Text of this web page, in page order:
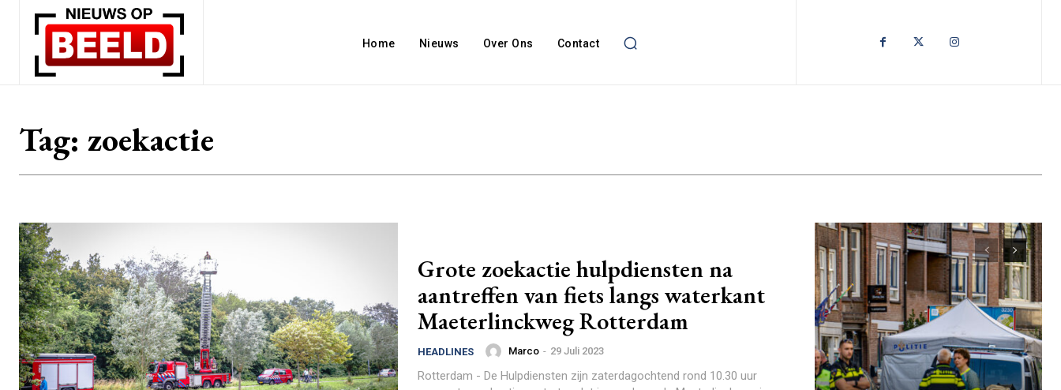
Home Nieuws Over Ons Contact
Tag: zoekactie
Grote zoekactie hulpdiensten na
aantreffen van fiets langs waterkant
Maeterlinckweg Rotterdam
HEADLINES Marco - 29 Juli 2023
Rotterdam - De Hulpdiensten zijn zaterdagochtend rond 10.30 uur